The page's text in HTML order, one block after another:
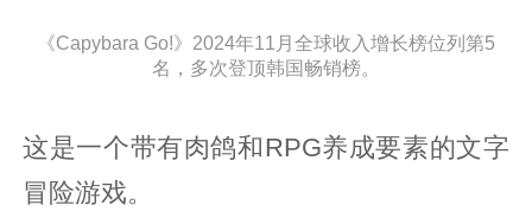
《Capybara Go!》2024年11月全球收入增长榜位列第5
名，多次登顶韩国畅销榜。
这是一个带有肉鸽和RPG养成要素的文字
冒险游戏。